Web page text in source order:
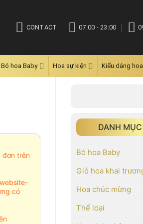
CONTACT 07:00 - 23:00
Bó hoa Baby Hoa sự kiện Kiểu dáng hoa
DANH
Bó hoa Baby
Giỏ hoa khai
Hoa chúc mừng
Thể loại
đơn trên
có